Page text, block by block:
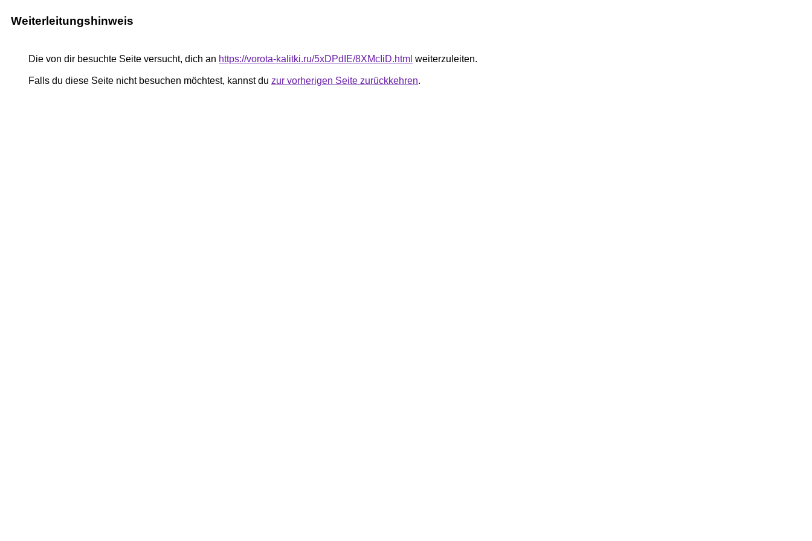
Weiterleitungshinweis
Die von dir besuchte Seite versucht, dich an https://vorota-kalitki.ru/5xDPdIE/8XMcIiD.html weiterzuleiten.
Falls du diese Seite nicht besuchen möchtest, kannst du zur vorherigen Seite zurückkehren.